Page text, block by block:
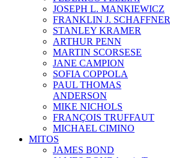
JOSEPH L. MANKIEWICZ
FRANKLIN J. SCHAFFNER
STANLEY KRAMER
ARTHUR PENN
MARTIN SCORSESE
JANE CAMPION
SOFIA COPPOLA
PAUL THOMAS
ANDERSON
MIKE NICHOLS
FRANÇOIS TRUFFAUT
MICHAEL CIMINO
MITOS
JAMES BOND